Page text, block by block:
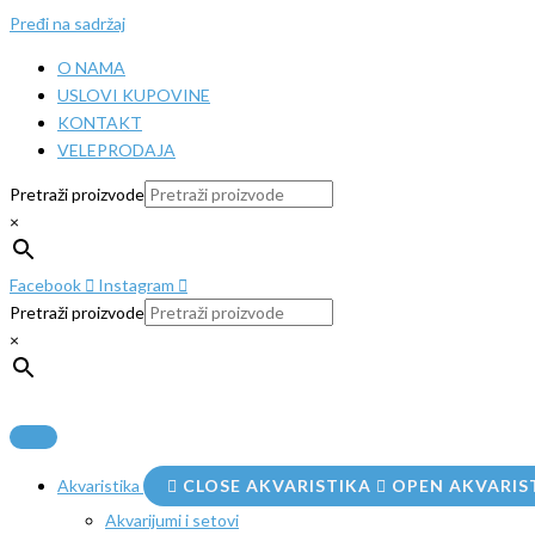
Pređi na sadržaj
O NAMA
USLOVI KUPOVINE
KONTAKT
VELEPRODAJA
Pretraži proizvode
×
Facebook
Instagram
Pretraži proizvode
×
Akvaristika CLOSE AKVARISTIKA
OPEN
Akvarijumi i setovi